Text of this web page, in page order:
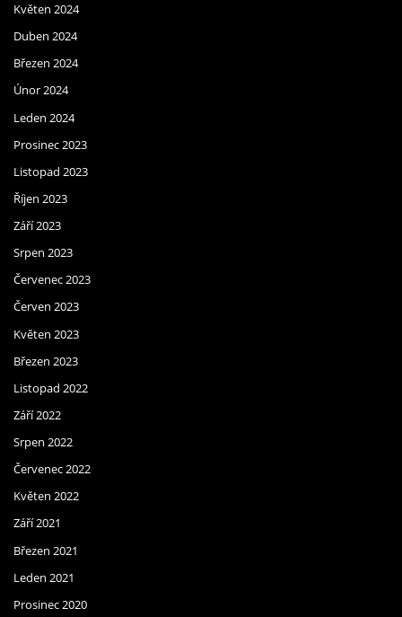
Květen 2024
Duben 2024
Březen 2024
Únor 2024
Leden 2024
Prosinec 2023
Listopad 2023
Říjen 2023
Září 2023
Srpen 2023
Červenec 2023
Červen 2023
Květen 2023
Březen 2023
Listopad 2022
Září 2022
Srpen 2022
Červenec 2022
Květen 2022
Září 2021
Březen 2021
Leden 2021
Prosinec 2020